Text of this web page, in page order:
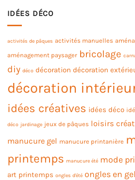
IDÉES DÉCO
activités de pâques activités manuelles
aménagement paysager bricolage
diy déco décoration décoration
décoration
idées créatives idées déco
déco jardinage jeux de pâques loisirs
manucure gel manucure printanière
printemps manucure été mode
art printemps ongles d'été ongles en gel